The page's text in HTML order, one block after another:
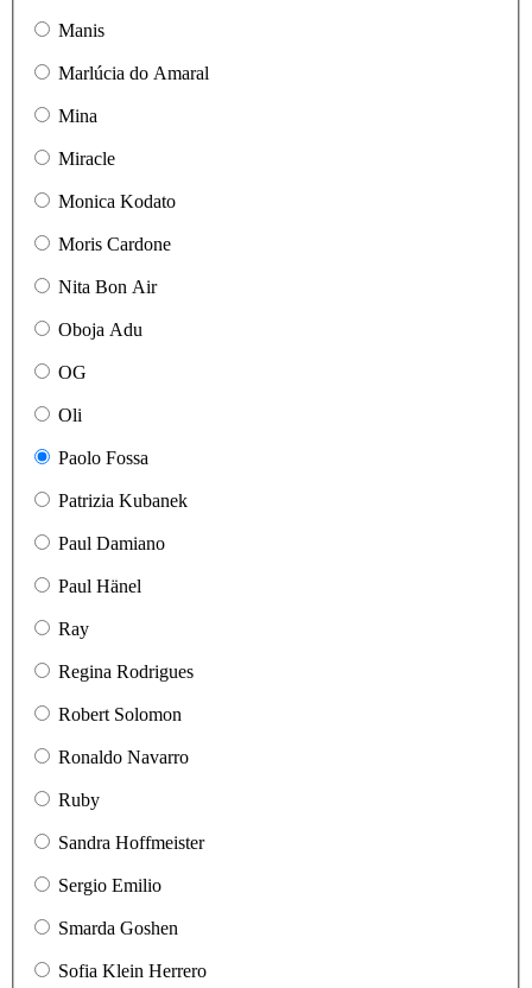
Manis
Marlúcia do Amaral
Mina
Miracle
Monica Kodato
Moris Cardone
Nita Bon Air
Oboja Adu
OG
Oli
Paolo Fossa
Patrizia Kubanek
Paul Damiano
Paul Hänel
Ray
Regina Rodrigues
Robert Solomon
Ronaldo Navarro
Ruby
Sandra Hoffmeister
Sergio Emilio
Smarda Goshen
Sofia Klein Herrero